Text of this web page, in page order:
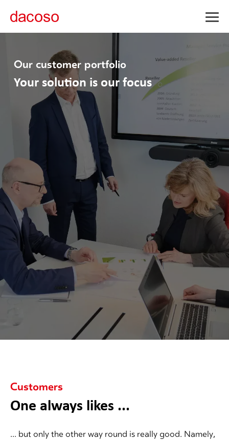
Our customer portfolio
Your solution is our focus
Customers
One always likes ...
... but only the other way round is really good. Namely,